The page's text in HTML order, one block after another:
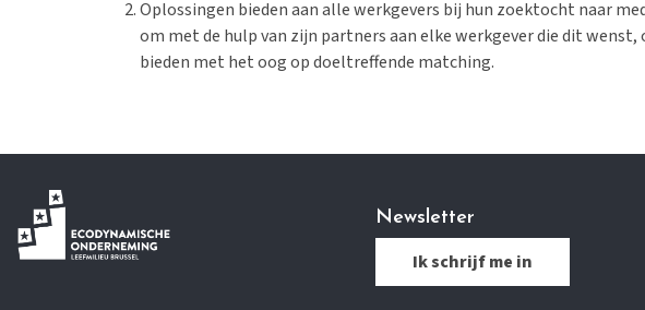
Oplossingen bieden aan alle werkgevers bij hun zoektocht naar
om met de hulp van zijn partners aan elke werkgever die dit
bieden met het oog op doeltreffende matching.
Newsletter
Ik schrijf me in